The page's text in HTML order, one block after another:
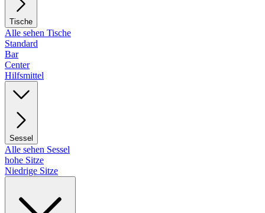
Tische
Alle sehen Tische
Standard
Bar
Center
Hilfsmittel
Sessel
Alle sehen Sessel
hohe Sitze
Niedrige Sitze